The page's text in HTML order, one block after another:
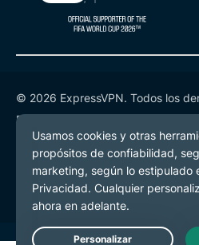
© 2026 ExpressVPN. Todos los
Política de Privacidad
Términos de Servicio
Preferencias de cookies